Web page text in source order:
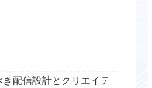
配信設計とクリエイテ